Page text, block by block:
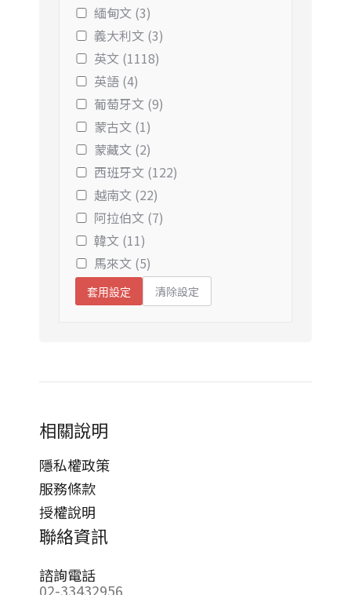
緬甸文 (3)
義大利文 (3)
英文 (1118)
英語 (4)
葡萄牙文 (9)
蒙古文 (1)
蒙藏文 (2)
西班牙文 (122)
越南文 (22)
阿拉伯文 (7)
韓文 (11)
馬來文 (5)
套用設定 清除設定
相關說明
隱私權政策
服務條款
授權說明
聯絡資訊
諮詢電話
02-33432956